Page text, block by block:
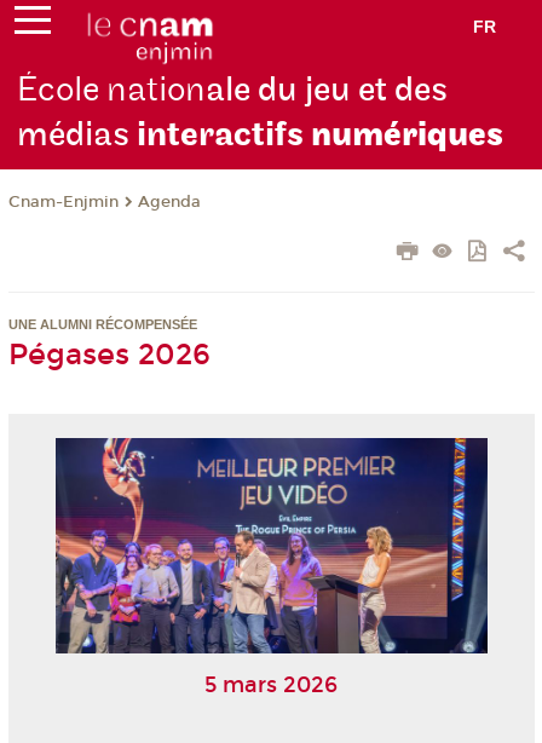
FR
École nationale du jeu et des
médias interactifs numériques
Cnam-Enjmin Agenda
UNE ALUMNI RÉCOMPENSÉE
Pégases 2026
5 mars 2026